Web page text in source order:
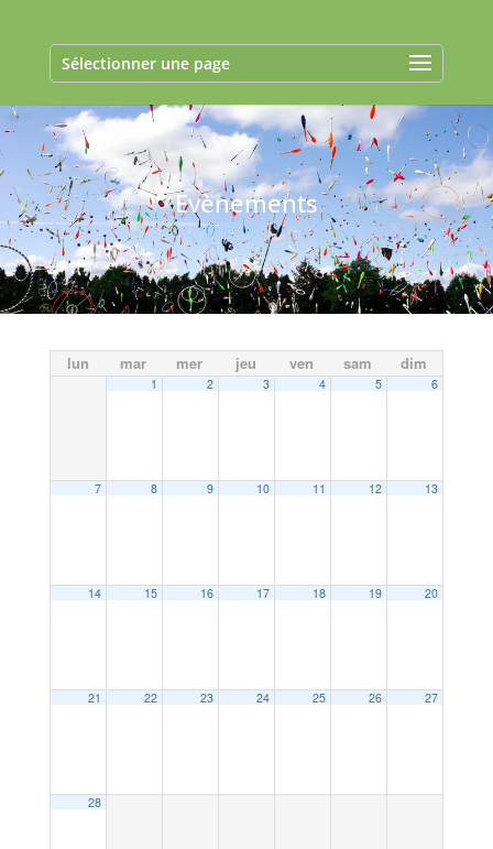
Sélectionner une page
Evènements
lun mar mer jeu ven sam dim
1 2 3 4 5 6
7 8 9 10 11 12 13
14 15 16 17 18 19 20
21 22 23 24 25 26 27
28